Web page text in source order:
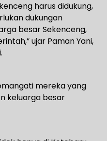
harus didukung,
dukungan
besar Sekenceng,
ujar Paman Yani,
mereka yang
keluarga besar